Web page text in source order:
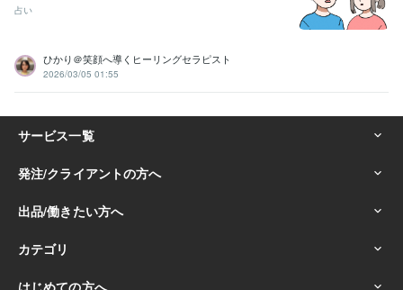
占い
ひかり＠笑顔へ導くヒーリングセラピスト
2026/03/05 01:55